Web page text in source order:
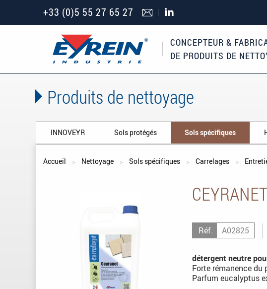
+33 (0)5 55 27 65 27
CONCEPTEUR &
DE PRODUITS DE
Produits de nettoyage
INNOVEYR Sols protégés Sols spécifiques
Vous êtes ici
Accueil Nettoyage Sols spécifiques Carrelages
Réf. A02825
détergent neutre
Forte rémanence du
Parfum eucalyptus